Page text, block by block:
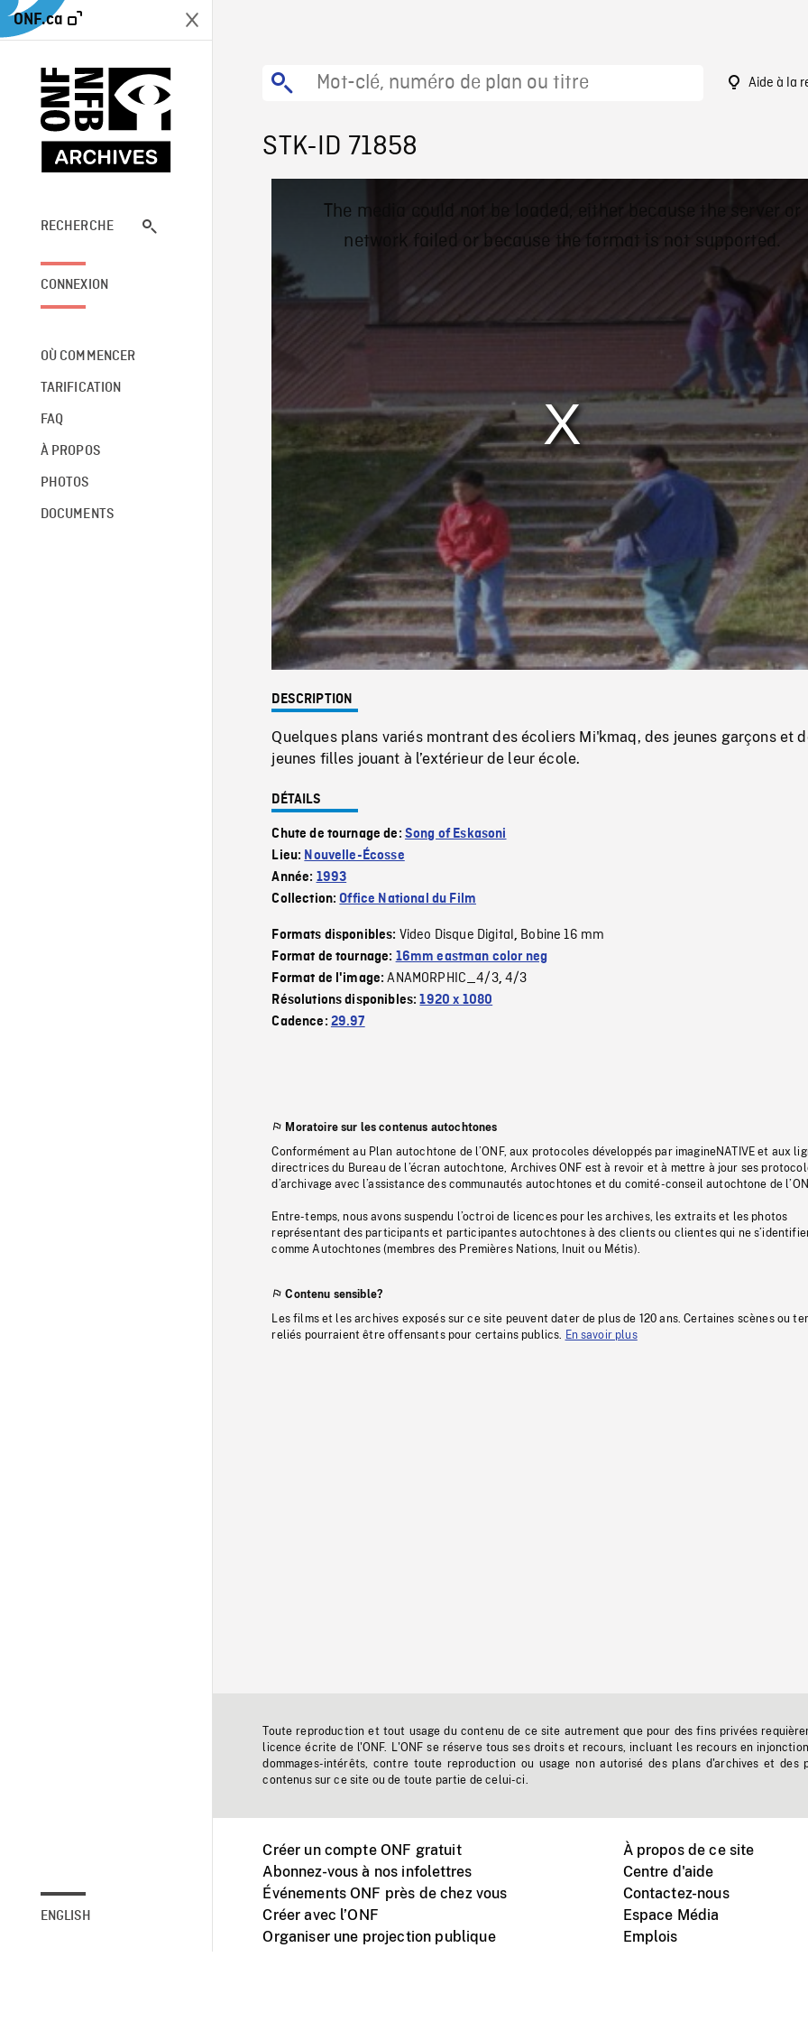
ONF.ca
RECHERCHE
CONNEXION
OÙ COMMENCER
TARIFICATION
FAQ
À PROPOS
PHOTOS
DOCUMENTS
ENGLISH
Aide à la
STK-ID 71858
Mute / Loaded :
0%
window.
The media could not be loaded, either because the server or
network failed or because the format is not supported.
DESCRIPTION
Quelques plans variés montrant des écoliers Mi'kmaq, des jeunes garçons et
jeunes filles jouant à l’extérieur de leur école.
DÉTAILS
Chute de tournage de: Song of Eskasoni
Lieu: Nouvelle-Écosse
Année: 1993
Collection:Office National du Film
Formats disponibles: Video Disque Digital, Bobine 16 mm
Format de tournage: 16mm eastman color neg
Format de l'image:ANAMORPHIC_4/3,4/3
Résolutions disponibles:1920 x 1080
Cadence: 29.97
Moratoire sur les contenus autochtones
Conformément au Plan autochtone de l’ONF, aux protocoles développés par imagineNATIVE et aux
directrices du Bureau de l’écran autochtone, Archives ONF est à revoir et à mettre à jour ses
d’archivage avec l’assistance des communautés autochtones et du comité-conseil autochtone de
Entre-temps, nous avons suspendu l’octroi de licences pour les archives, les extraits et les photos
représentant des participants et participantes autochtones à des clients ou clientes qui ne
comme Autochtones (membres des Premières Nations, Inuit ou Métis).
Contenu sensible?
Les films et les archives exposés sur ce site peuvent dater de plus de 120 ans. Certaines scènes ou
reliés pourraient être offensants pour certains publics.
En savoir plus
Toute reproduction et tout usage du contenu de ce site autrement que pour des fins privées
licence écrite de l'ONF. L'ONF se réserve tous ses droits et recours, incluant les recours en
dommages-intérêts, contre toute reproduction ou usage non autorisé des plans d'archives et des
contenus sur ce site ou de toute partie de celui-ci.
Créer un compte ONF gratuit
Abonnez-vous à nos infolettres
Événements ONF près de chez vous
Créer avec l’ONF
Organiser une projection publique
À propos de ce site
Centre d'aide
Contactez-nous
Espace Média
Emplois